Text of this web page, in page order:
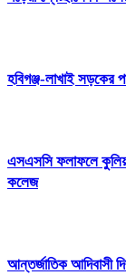
হবিগঞ্জ-লাখাই সড়কের
এসএসসি ফলাফলে
কলেজ
আন্তর্জাতিক আদিবাসী